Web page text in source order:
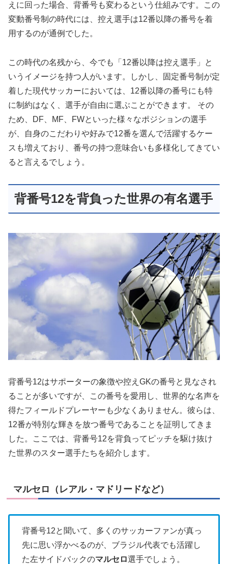
えに回った場合、背番号も変わるという仕組みです。この
変動番号制の時代には、控え選手は12番以降の番号を着
用するのが通例でした。
この時代の名残から、今でも「12番以降は控え選手」と
いうイメージを持つ人がいます。しかし、固定番号制が定
着した現代サッカーにおいては、12番以降の番号にも特
に制約はなく、選手が自由に選ぶことができます。 その
ため、DF、MF、FWといった様々なポジションの選手
が、自身のこだわりや好みで12番を選んで活躍するケー
スも増えており、番号の持つ意味合いも多様化してきてい
ると言えるでしょう。
背番号12を背負った世界の有名選手
背番号12はサポーターの象徴や控えGKの番号と見なされ
ることが多いですが、この番号を愛用し、世界的な名声を
得たフィールドプレーヤーも少なくありません。彼らは、
12番が特別な輝きを放つ番号であることを証明してきま
した。ここでは、背番号12を背負ってピッチを駆け抜け
た世界のスター選手たちを紹介します。
マルセロ（レアル・マドリードなど）
背番号12と聞いて、多くのサッカーファンが真っ
先に思い浮かべるのが、ブラジル代表でも活躍し
た左サイドバックのマルセロ選手でしょう。